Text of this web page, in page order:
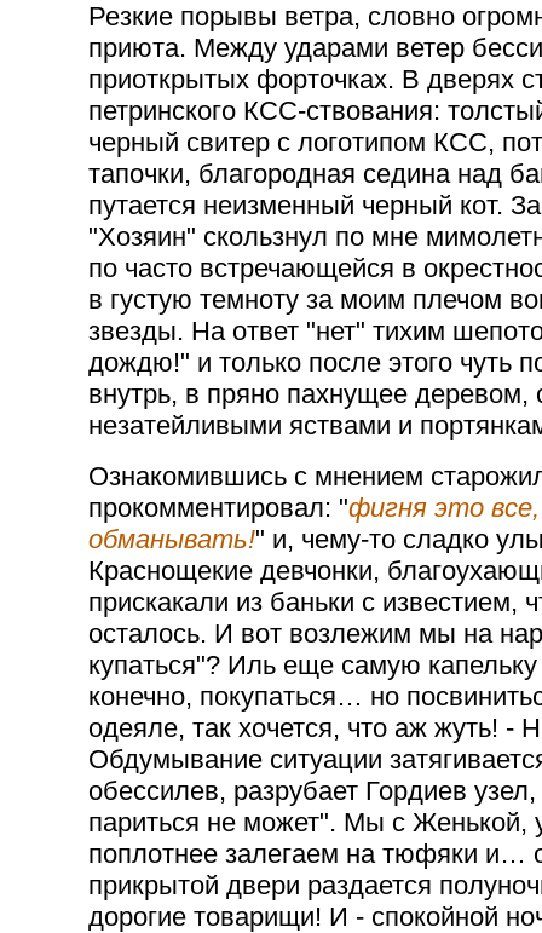
Резкие порывы ветра, словно
приюта. Между ударами ветер
приоткрытых форточках. В дверях
петринского КСС-ствования:
черный свитер с логотипом КСС,
тапочки, благородная седина над
путается неизменный черный кот.
"Хозяин" скользнул по мне
по часто встречающейся в
в густую темноту за моим плечом
звезды. На ответ "нет" тихим
дождю!" и только после этого чуть
внутрь, в пряно пахнущее
незатейливыми яствами и
Ознакомившись с мнением
прокомментировал: "фигня это
обманывать!" и, чему-то сладко
Краснощекие девчонки,
прискакали из баньки с известием,
осталось. И вот возлежим мы на
купаться"? Иль еще самую
конечно, покупаться… но
одеяле, так хочется, что аж жуть! -
Обдумывание ситуации
обессилев, разрубает Гордиев
париться не может". Мы с Женькой,
поплотнее залегаем на тюфяки и…
прикрытой двери раздается
дорогие товарищи! И - спокойной